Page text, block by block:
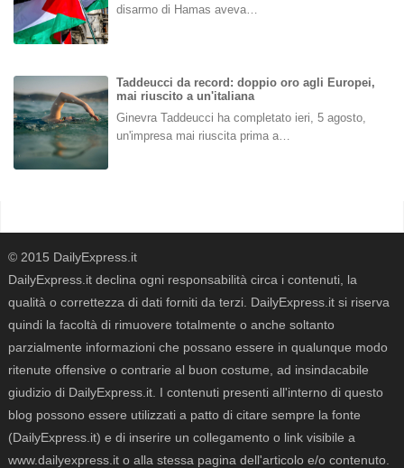
disarmo di Hamas aveva…
Taddeucci da record: doppio oro agli Europei,
mai riuscito a un'italiana
Ginevra Taddeucci ha completato ieri, 5 agosto,
un'impresa mai riuscita prima a…
© 2015 DailyExpress.it
DailyExpress.it declina ogni responsabilità circa i contenuti, la
qualità o correttezza di dati forniti da terzi. DailyExpress.it si riserva
quindi la facoltà di rimuovere totalmente o anche soltanto
parzialmente informazioni che possano essere in qualunque modo
ritenute offensive o contrarie al buon costume, ad insindacabile
giudizio di DailyExpress.it. I contenuti presenti all'interno di questo
blog possono essere utilizzati a patto di citare sempre la fonte
(DailyExpress.it) e di inserire un collegamento o link visibile a
www.dailyexpress.it o alla stessa pagina dell'articolo e/o contenuto.